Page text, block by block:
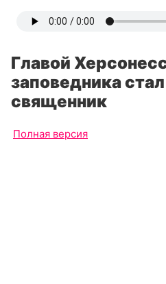
Главой
заповедника
священник
Полная версия